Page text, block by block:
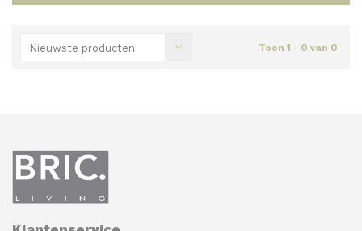
Nieuwste producten Toon 1 - 0 van 0